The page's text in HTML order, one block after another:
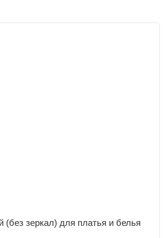
зеркал) для платья и белья